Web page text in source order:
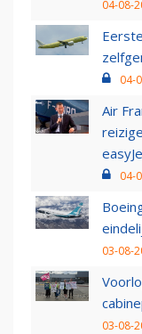
04-08-
04-
Air
04-
03-08-
03-08-